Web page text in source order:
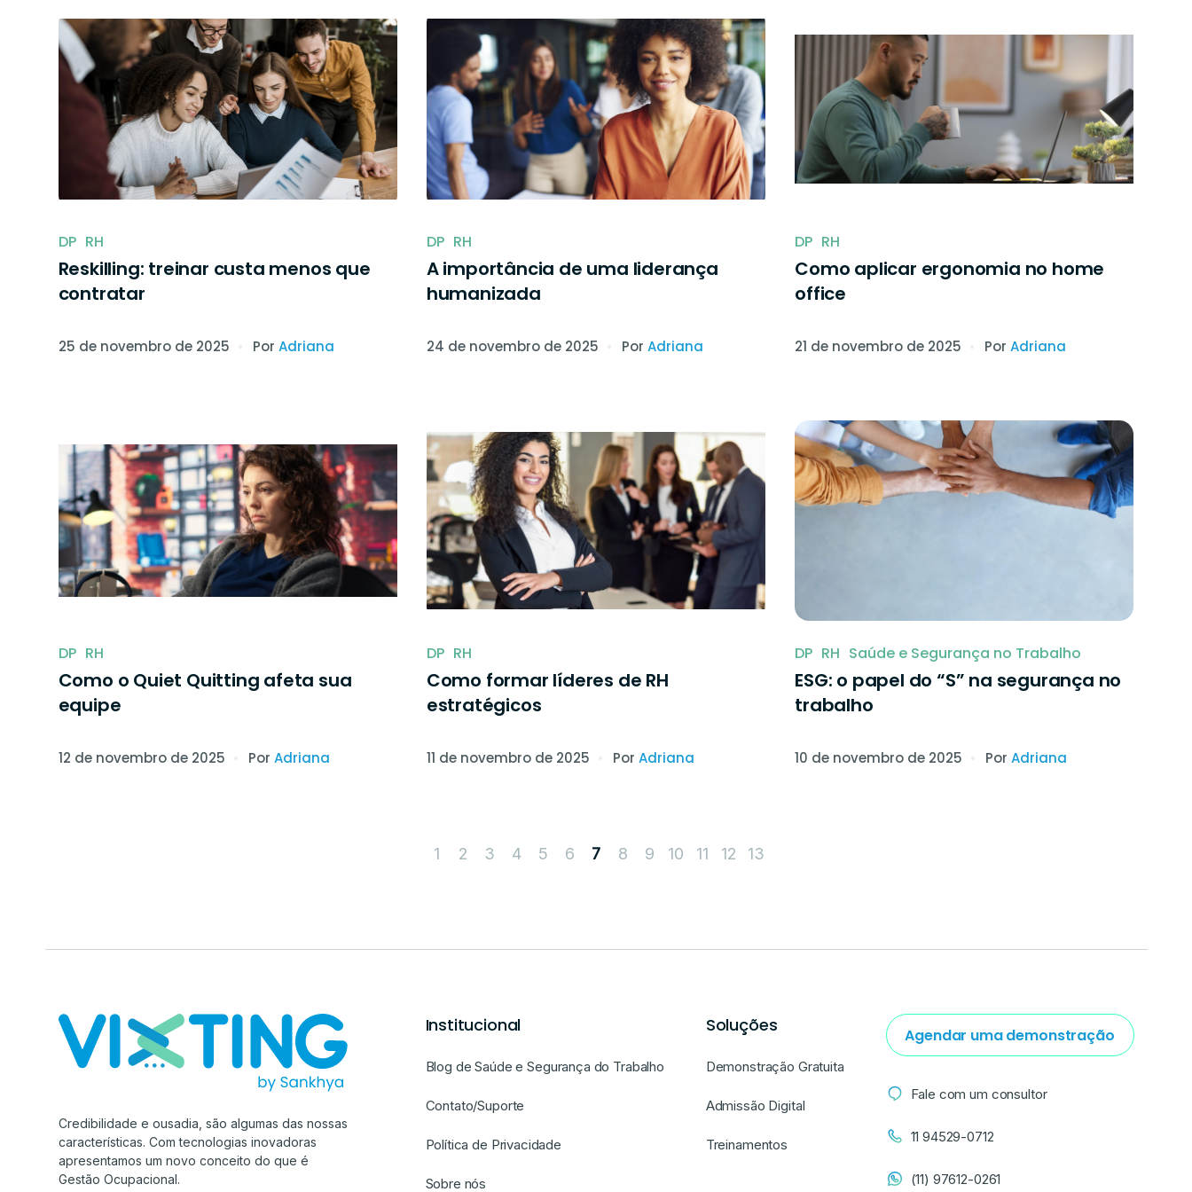
exame médico na nossa rede de partners em
todo o Brasil.
Mais agilidade, segurança e liberdade para assinar
documentos.
DP RH
Reskilling: treinar custa menos que
contratar
25 de novembro de 2025 Por Adriana
DP RH
A importância de uma liderança
humanizada
24 de novembro de 2025 Por Adriana
DP RH
Como aplicar ergonomia no home
office
21 de novembro de 2025 PorAdriana
DP RH
Como o Quiet Quitting afeta sua
equipe
12 de novembro de 2025 Por Adriana
DP RH
Como formar líderes de RH
estratégicos
11 de novembro de 2025 Por Adriana
DP RH Saúde e Segurança no Trabalho
ESG: o papel do “S” na segurança no
trabalho
10 de novembro de 2025 PorAdriana
1 2 3 4 5 6 7 8 9 10 11 12 13
Credibilidade e ousadia, são algumas das nossas
características. Com tecnologias inovadoras
apresentamos um novo conceito do que é
Gestão Ocupacional.
Institucional
Blog de Saúde e Segurança do Trabalho
Contato/Suporte
Política de Privacidade
Sobre nós
Soluções
Demonstração Gratuita
Admissão Digital
Treinamentos
Agendar uma demonstração
Fale com um consultor
11 94529-0712
(11) 97612-0261